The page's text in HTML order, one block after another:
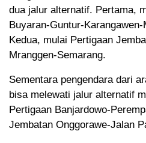
dua jalur alternatif. Pertama,
Buyaran-Guntur-
Kedua, mulai Pertigaan
Mranggen-Semarang.
Sementara pengendara dari
bisa melewati jalur alternatif
Pertigaan Banjardowo-
Jembatan Onggorawe-Jalan